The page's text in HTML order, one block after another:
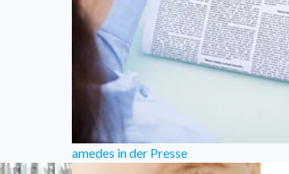
amedes in der Presse